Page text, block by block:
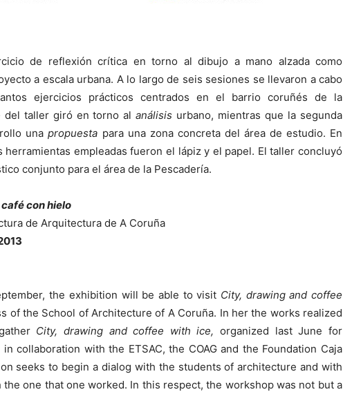
de reflexión crítica en torno al dibujo a mano alzada como
a escala urbana. A lo largo de seis sesiones se llevaron a cabo
ejercicios prácticos centrados en el barrio coruñés de la
del taller giró en torno alanálisis urbano, mientras que la segunda
unapropuesta para una zona concreta del área de estudio. En
herramientas empleadas fueron el lápiz y el papel. El taller concluyó
conjunto para el área de la Pescadería.
con hielo
de Arquitectura de A Coruña
the exhibition will be able to visit City, drawing and coffee
of the School of Architecture of A Coruña. In her the works realized
City, drawing and coffee with ice, organized last June for
collaboration with the ETSAC, the COAG and the Foundation Caja
seeks to begin a dialog with the students of architecture and with
one that one worked. In this respect, the workshop was not but a